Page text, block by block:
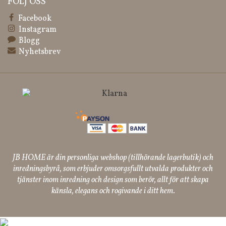
Facebook
Instagram
Blogg
Nyhetsbrev
JB HOME är din personliga webshop (tillhörande lagerbutik) och
inredningsbyrå, som erbjuder omsorgsfullt utvalda produkter och
tjänster inom inredning och design som berör, allt för att skapa
känsla, elegans och rogivande i ditt hem.